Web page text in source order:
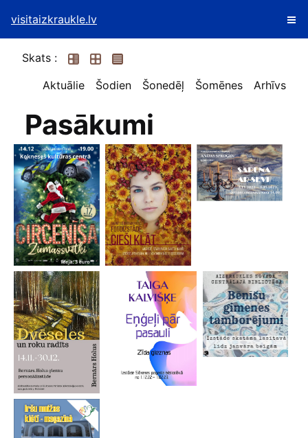
visitaizkraukle.lv
Skats :
Aktuālie
Šodien Šonedēļ Šomēnes Arhīvs
Pasākumi